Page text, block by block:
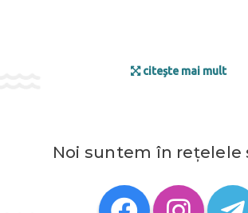
citește mai mult
Noi suntem în rețelele